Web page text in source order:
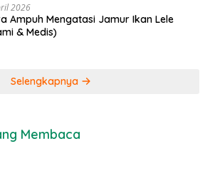
2026
Ampuh Mengatasi Jamur Ikan Lele
& Medis)
Selengkapnya
Membaca